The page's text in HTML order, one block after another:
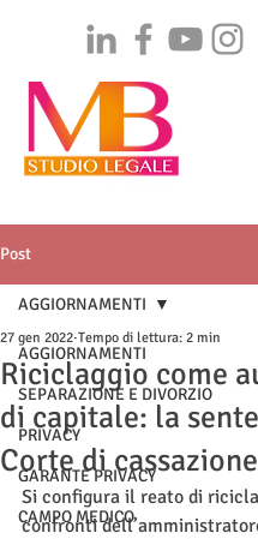
Post
AGGIORNAMENTI
SEPARAZIONE E DIVORZIO
PRIVACY
GARANTE PRIVACY
CAMPO MEDICO
AGGIORNAMENTI
Riciclaggio come
di capitale: la
Corte di cassazione
27 gen 2022 Tempo di lettura: 2 min
Si configura il reato di
confronti